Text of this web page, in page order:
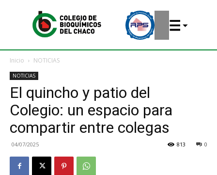
Inicio NOTICIAS
NOTICIAS
El quincho y patio del
Colegio: un espacio para
compartir entre colegas
04/07/2025 0
813